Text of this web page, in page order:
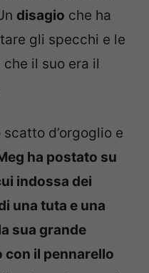
disagio che ha
gli specchi e le
il suo era il
d’orgoglio e
ha postato su
indossa dei
una tuta e una
sua grande
con il pennarello